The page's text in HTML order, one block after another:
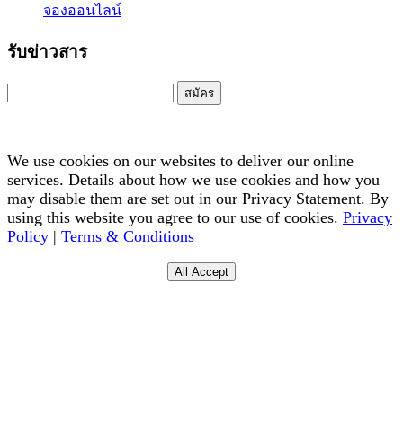
จองออนไลน์
รับข่าวสาร
สมัคร
We use cookies on our websites to deliver our online
services. Details about how we use cookies and how you
may disable them are set out in our Privacy Statement. By
using this website you agree to our use of cookies. Privacy
Policy | Terms & Conditions
All Accept